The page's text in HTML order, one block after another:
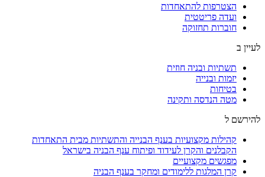
הצטרפות להתאחדות
ועדה פריטטית
חוברות תחזוקה
לעיין ב
תשתיות ובניה חוזית
יזמות ובנייה
בטיחות
מטה הנדסה ותקינה
להירשם ל
קהילות מקצועיות בענף הבנייה והתשתיות מבית התאחדות
הקבלנים והקרן לעידוד ופיתוח ענף הבניה בישראל
מפגשים מקצועיים
קרן המלגות ללימודים ומחקר בענף הבניה